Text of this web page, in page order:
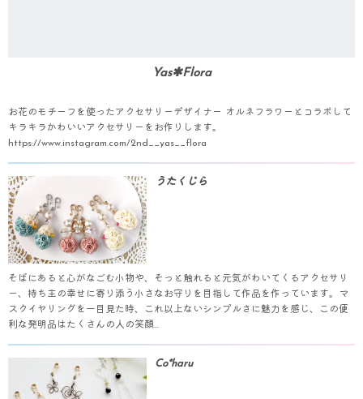
Yas✱Flora
お花のモチーフを使ったアクセサリーデザイナー オルネフラワーとコラボして
キラキラかわいいアクセサリーをお作りします。
https://www.instagram.com/2nd__yas__flora
うたくじら
そばにあると心がなごむ小物や、そっと触れると元気がわいてくるアクセサリ
ー、持ち主の幸せに寄り添う小さなお守りを目指して作品を作っています。マ
スクイヤリングを一目見た時、これ以上ないシンプルさに魅力を感じ、この便
利な発明品はたくさんの人の笑顔...
Co*haru